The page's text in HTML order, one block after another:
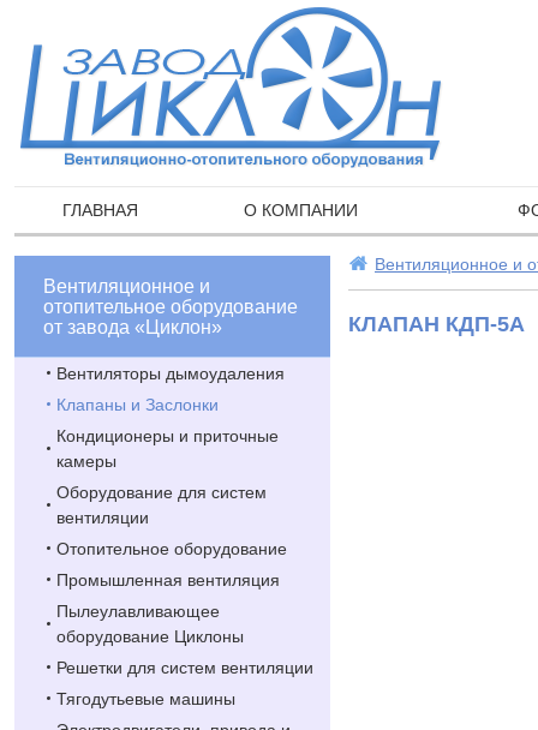
ГЛАВНАЯ О КОМПАНИИ
Вентиляционное и
отопительное оборудование
от завода «Циклон»
Вентиляторы дымоудаления
Клапаны и Заслонки
Кондиционеры и приточные
камеры
Оборудование для систем
вентиляции
Отопительное оборудование
Промышленная вентиляция
Пылеулавливающее
оборудование Циклоны
Решетки для систем вентиляции
Тягодутьевые машины
Вентиляционное и
КЛАПАН КДП-5А